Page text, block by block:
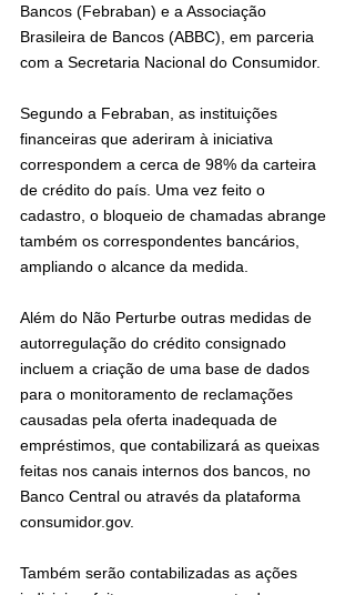
Bancos (Febraban) e a Associação
Brasileira de Bancos (ABBC), em parceria
com a Secretaria Nacional do Consumidor.
Segundo a Febraban, as instituições
financeiras que aderiram à iniciativa
correspondem a cerca de 98% da carteira
de crédito do país. Uma vez feito o
cadastro, o bloqueio de chamadas abrange
também os correspondentes bancários,
ampliando o alcance da medida.
Além do Não Perturbe outras medidas de
autorregulação do crédito consignado
incluem a criação de uma base de dados
para o monitoramento de reclamações
causadas pela oferta inadequada de
empréstimos, que contabilizará as queixas
feitas nos canais internos dos bancos, no
Banco Central ou através da plataforma
consumidor.gov.
Também serão contabilizadas as ações